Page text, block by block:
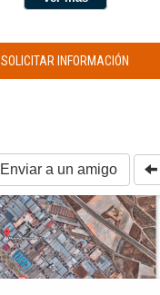
SOLICITAR INFORMACIÓN
Enviar a un amigo